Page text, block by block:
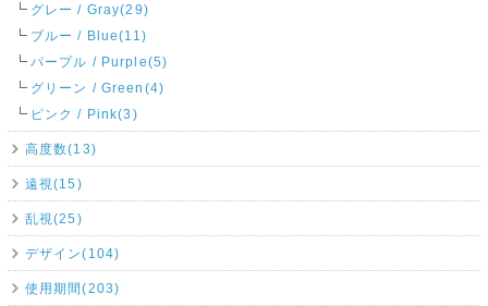
グレー / Gray(29)
ブルー / Blue(11)
パープル / Purple(5)
グリーン / Green(4)
ピンク / Pink(3)
高度数(13)
遠視(15)
乱視(25)
デザイン(104)
使用期間(203)